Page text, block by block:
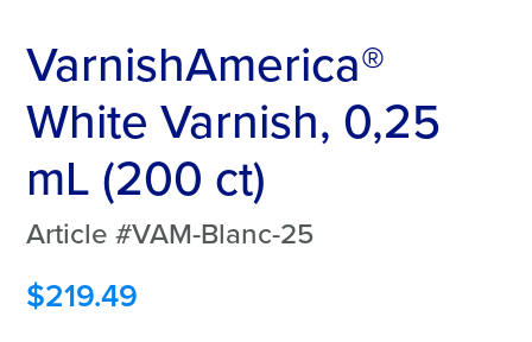
VarnishAmerica®
White Varnish, 0,25
mL (200 ct)
Article #VAM-Blanc-25
$219.49